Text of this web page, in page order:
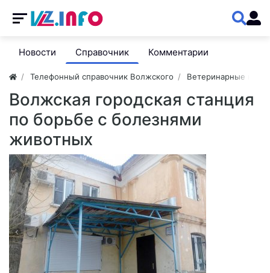
Новости Справочник Комментарии
Телефонный справочник Волжского Ветеринарные
Волжская городская станция
по борьбе с болезнями
животных